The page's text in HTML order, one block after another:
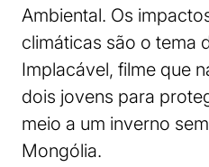
Ambiental. Os
climáticas são o tema
Implacável, filme que
dois jovens para
meio a um inverno
Mongólia.